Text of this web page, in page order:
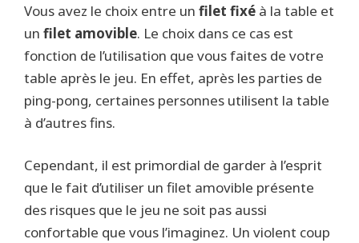
Vous avez le choix entre un filet fixé à la table et
un filet amovible. Le choix dans ce cas est
fonction de l’utilisation que vous faites de votre
table après le jeu. En effet, après les parties de
ping-pong, certaines personnes utilisent la table
à d’autres fins.
Cependant, il est primordial de garder à l’esprit
que le fait d’utiliser un filet amovible présente
des risques que le jeu ne soit pas aussi
confortable que vous l’imaginez. Un violent coup